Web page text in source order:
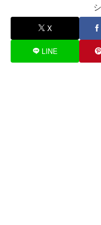
X
LINE